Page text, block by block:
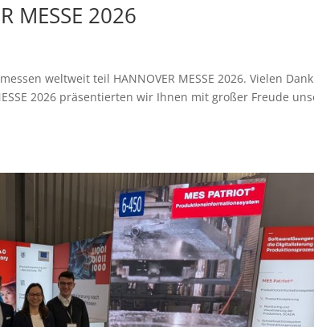
MESSE 2026
weltweit teil HANNOVER MESSE 2026. Vielen
2026 präsentierten wir Ihnen mit großer Freude